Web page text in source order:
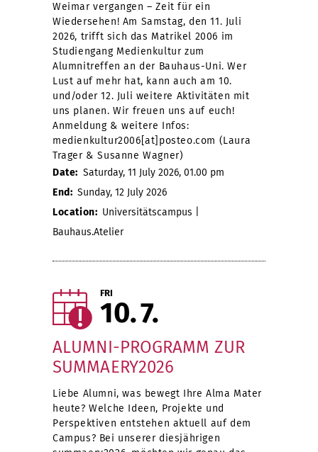
Weimar vergangen – Zeit für ein
Wiedersehen! Am Samstag, den 11. Juli
2026, trifft sich das Matrikel 2006 im
Studiengang Medienkultur zum
Alumnitreffen an der Bauhaus-Uni. Wer
Lust auf mehr hat, kann auch am 10.
und/oder 12. Juli weitere Aktivitäten mit
uns planen. Wir freuen uns auf euch!
Anmeldung & weitere Infos:
medienkultur2006[at]posteo.com (Laura
Trager & Susanne Wagner)
Date: Saturday, 11 July 2026, 01.00 pm
End: Sunday, 12 July 2026
Location: Universitätscampus |
Bauhaus.Atelier
FRI
10 7
ALUMNI-PROGRAMM ZUR
SUMMAERY2026
Liebe Alumni, was bewegt Ihre Alma Mater
heute? Welche Ideen, Projekte und
Perspektiven entstehen aktuell auf dem
Campus? Bei unserer diesjährigen